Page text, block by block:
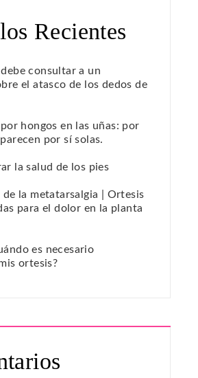
Recientes
consultar a un
el atasco de los dedos de
hongos en las uñas: por
por sí solas.
la salud de los pies
de la metatarsalgia | Ortesis
para el dolor en la planta
es necesario
ortesis?